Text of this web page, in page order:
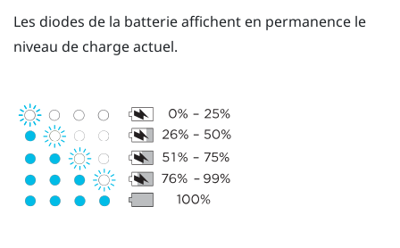
Les diodes de la batterie affichent en permanence le
niveau de charge actuel.